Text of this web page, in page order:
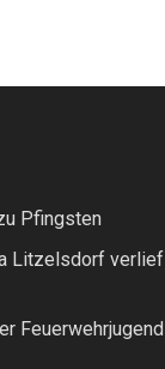
Pfingsten
Litzelsdorf verlief
Feuerwehrjugend